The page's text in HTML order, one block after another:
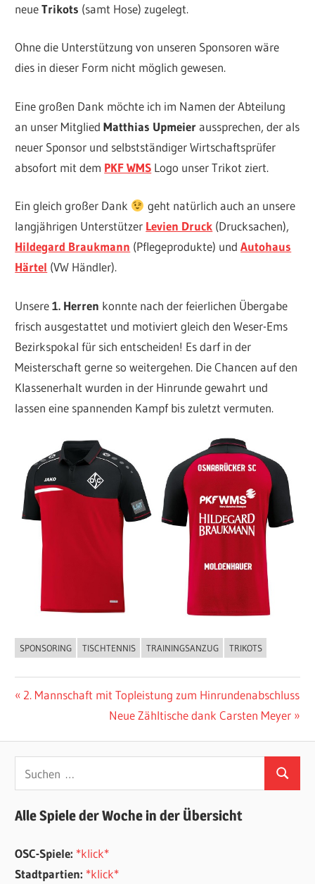
neueTrikots (samt Hose) zugelegt.
Ohne die Unterstützung von unseren Sponsoren wäre
dies in dieser Form nicht möglich gewesen.
Eine großen Dank möchte ich im Namen der Abteilung
an unser MitgliedMatthias Upmeieraussprechen, der als
neuer Sponsor und selbstständiger Wirtschaftsprüfer
absofort mit dem PKF WMS Logo unser Trikot ziert.
Ein gleich großer Dank
geht natürlich auch an unsere
langjährigen Unterstützer Levien Druck (Drucksachen),
Hildegard Braukmann (Pflegeprodukte) undAutohaus
Härtel (VW Händler).
Unsere1. Herren konnte nach der feierlichen Übergabe
frisch ausgestattet und motiviert gleich den Weser-Ems
Bezirkspokal für sich entscheiden! Es darf in der
Meisterschaft gerne so weitergehen. Die Chancen auf den
Klassenerhalt wurden in der Hinrunde gewahrt und
lassen eine spannenden Kampf bis zuletzt vermuten.
ALLGEMEIN
SPONSORING TISCHTENNIS TRAININGSANZUG TRIKOTS
Beitragsnavigation
Vorheriger
2. Mannschaft mit Topleistung zum Hinrundenabschluss
Nächster
Neue Zähltische dank Carsten Meyer
nach:
Suchen
Alle Spiele der Woche in der Übersicht
OSC-Spiele: *klick*
Stadtpartien: *klick*